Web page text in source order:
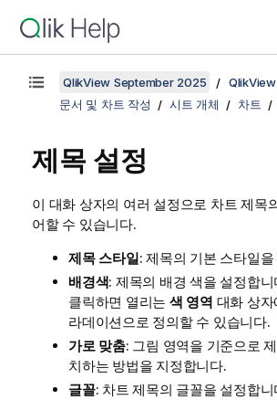
QlikView September 2025
문서 및 차트 작성
시트 개체 차트
제목 설정
이 대화 상자의 여러 설정으로 차트 제목
어할 수 있습니다.
제목 스타일: 제목의 기본 스타일
배경색: 제목의 배경 색을 설정합
클릭하면 열리는 색 영역 대화 상
라데이션으로 정의할 수 있습니다.
가로 맞춤: 그림 영역을 기준으로
치하는 방법을 지정합니다.
글꼴: 차트 제목의 글꼴을 설정합